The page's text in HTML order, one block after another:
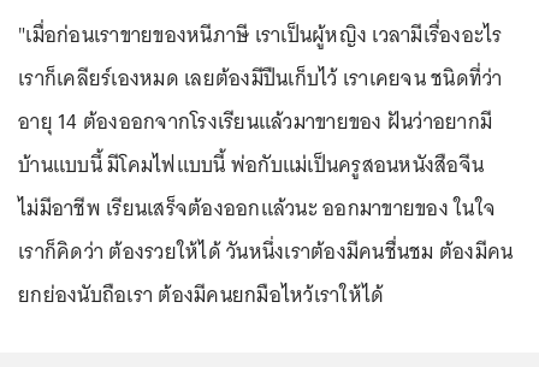
"เมื่อก่อนเราขายของหนีภาษี เราเป็นผู้หญิง เวลามีเรื่องอะไร
เราก็เคลียร์เองหมด เลยต้องมีปืนเก็บไว้ เราเคยจน ชนิดที่ว่า
อายุ 14 ต้องออกจากโรงเรียนแล้วมาขายของ ฝันว่าอยากมี
บ้านแบบนี้ มีโคมไฟแบบนี้ พ่อกับแม่เป็นครูสอนหนังสือจีน
ไม่มีอาชีพ เรียนเสร็จต้องออกแล้วนะ ออกมาขายของ ในใจ
เราก็คิดว่า ต้องรวยให้ได้ วันหนึ่งเราต้องมีคนชื่นชม ต้องมีคน
ยกย่องนับถือเรา ต้องมีคนยกมือไหว้เราให้ได้